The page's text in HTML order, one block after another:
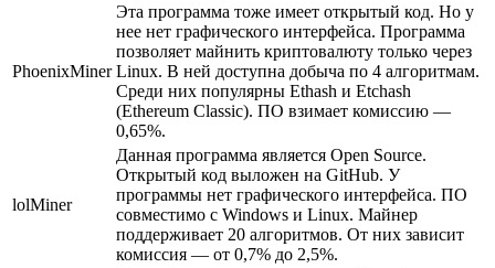
PhoenixMiner
Эта программа тоже имеет открытый код. Но у
нее нет графического интерфейса. Программа
позволяет майнить криптовалюту только через
Linux. В ней доступна добыча по 4 алгоритмам.
Среди них популярны Ethash и Etchash
(Ethereum Classic). ПО взимает комиссию —
0,65%.
lolMiner
Данная программа является Open Source.
Открытый код выложен на GitHub. У
программы нет графического интерфейса. ПО
совместимо с Windows и Linux. Майнер
поддерживает 20 алгоритмов. От них зависит
комиссия — от 0,7% до 2,5%.